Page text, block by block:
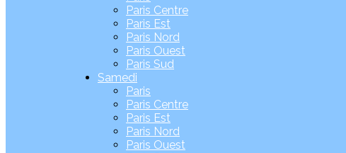
Paris Centre
Paris Est
Paris Nord
Paris Ouest
Paris Sud
Samedi
Paris
Paris Centre
Paris Est
Paris Nord
Paris Ouest